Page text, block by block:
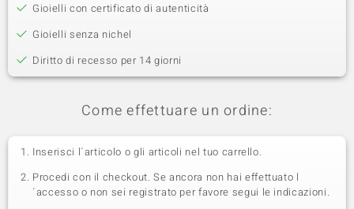
Gioielli con certificato di autenticità
Gioielli senza nichel
Diritto di recesso per 14 giorni
Come effettuare un ordine:
Inserisci l´articolo o gli articoli nel tuo carrello.
Procedi con il checkout. Se ancora non hai effettuato l
´accesso o non sei registrato per favore segui le indicazioni.